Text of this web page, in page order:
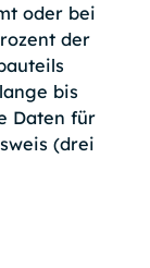
oder bei
der
bis
Daten für
(drei